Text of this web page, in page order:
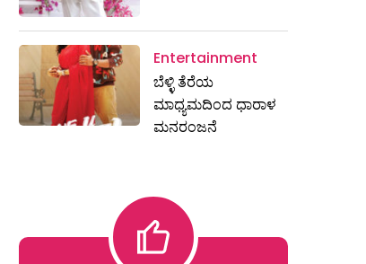
Entertainment
ಬೆಳ್ಳಿ ತೆರೆಯ
ಮಾಧ್ಯಮದಿಂದ ಧಾರಾಳ
ಮನರಂಜನೆ